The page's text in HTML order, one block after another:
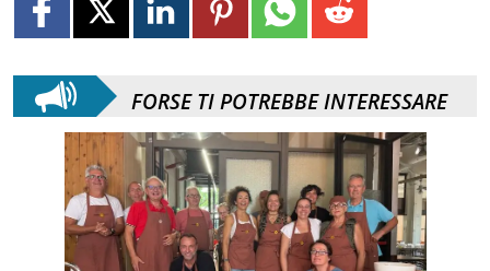
FORSE TI POTREBBE INTERESSARE